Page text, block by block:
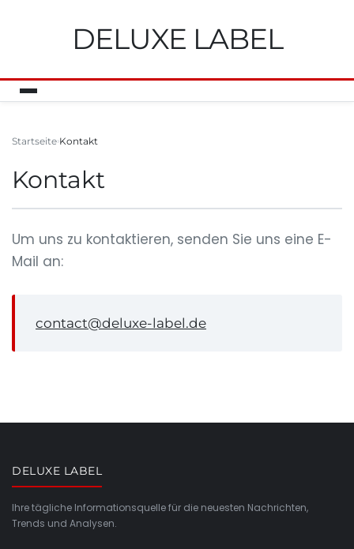
DELUXE LABEL
Startseite Kontakt
Kontakt
Um uns zu kontaktieren, senden Sie uns eine E-
Mail an:
contact@deluxe-label.de
DELUXE LABEL
Ihre tägliche Informationsquelle für die neuesten Nachrichten,
Trends und Analysen.